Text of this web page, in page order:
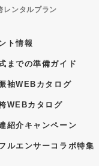
レンタルプラン
ト情報
までの準備ガイド
袖WEBカタログ
WEBカタログ
紹介キャンペーン
ルエンサーコラボ特集